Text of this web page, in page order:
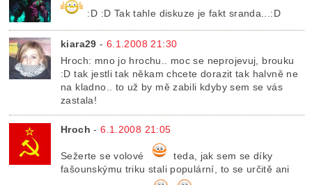
:D :D Tak tahle diskuze je fakt sranda...:D
kiara29 - 6.1.2008 21:30
Hroch: mno jo hrochu.. moc se neprojevuj, brouku
:D tak jestli tak někam chcete dorazit tak halvně ne
na kladno.. to už by mě zabili kdyby sem se vás
zastala!
Hroch -6.1.2008 21:05
Sežerte se volové
teda, jak sem se díky
fašounskýmu triku stali populární, to se určitě ani